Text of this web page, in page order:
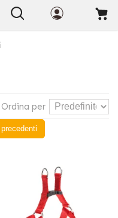
Ordina per